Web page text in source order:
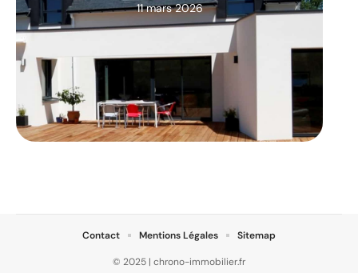
11 mars 2026
© 2025 | chrono-immobilier.fr
Contact Mentions Légales Sitemap